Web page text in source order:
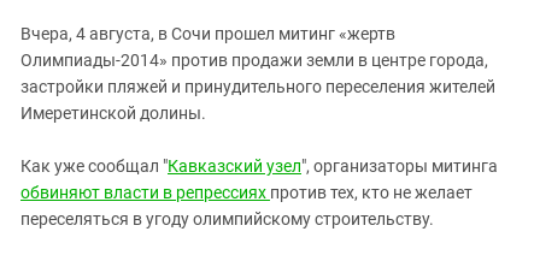
КАВКАЗ ЗА ПАЛЕСТИНУ
ИНАКОМЫСЛИЕ В ЧЕЧНЕ
ПРЕСЛЕДОВАНИЕ АКТИВИСТОВ
Ингушетия
Кабардино-Балкария
Карачаево-Черкесия
Краснодарский край
Вчера, 4 августа, в Сочи прошел митинг «жертв
Олимпиады-2014» против продажи земли в центре города,
застройки пляжей и принудительного переселения жителей
Имеретинской долины.
Как уже сообщал "Кавказский узел", организаторы митинга
обвиняют власти в репрессиях против тех, кто не желает
переселяться в угоду олимпийскому строительству.